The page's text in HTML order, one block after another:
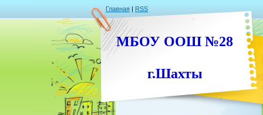
Главная | RSS
МБОУ ООШ №28
г.Шахты